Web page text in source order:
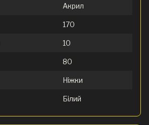
Акрил
170
10
80
Ніжки
Білий